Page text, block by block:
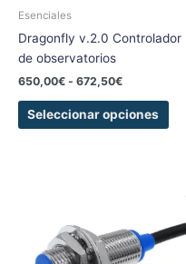
Esenciales
Dragonfly v.2.0 Controlador
de observatorios
650,00€ - 672,50€
Seleccionar opciones
en